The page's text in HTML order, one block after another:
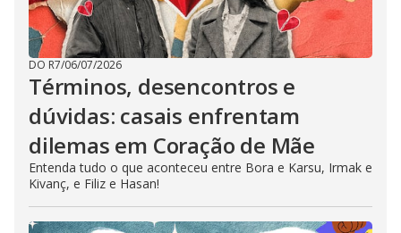
DO R7/06/07/2026
Términos, desencontros e
dúvidas: casais enfrentam
dilemas em Coração de Mãe
Entenda tudo o que aconteceu entre Bora e Karsu, Irmak e
Kivanç, e Filiz e Hasan!